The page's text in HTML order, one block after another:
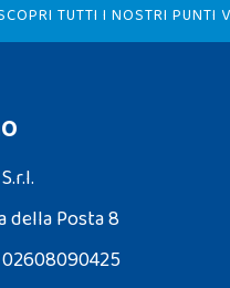
TUTTI I NOSTRI PUNTI
della Posta 8